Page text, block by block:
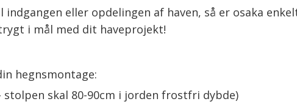
eller opdelingen af haven, så er osaka
i mål med dit haveprojekt!
hegnsmontage:
skal 80-90cm i jorden frostfri dybde)